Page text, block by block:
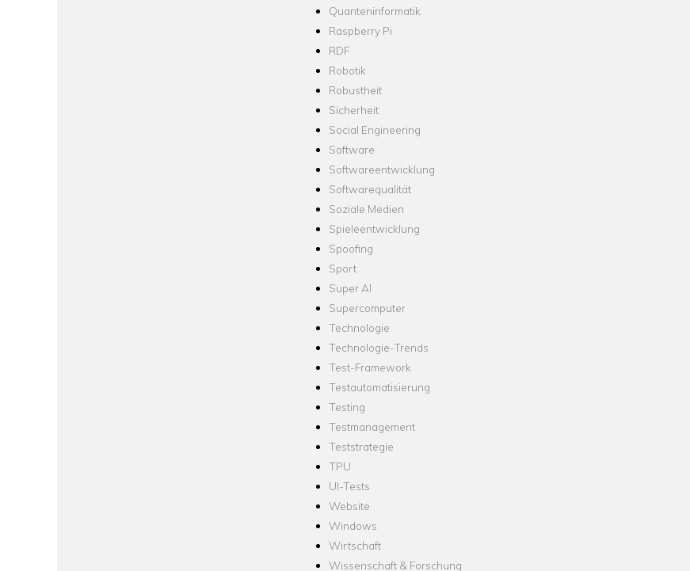
Quanteninformatik
Raspberry Pi
RDF
Robotik
Robustheit
Sicherheit
Social Engineering
Software
Softwareentwicklung
Softwarequalität
Soziale Medien
Spieleentwicklung
Spoofing
Sport
Super AI
Supercomputer
Technologie
Technologie-Trends
Test-Framework
Testautomatisierung
Testing
Testmanagement
Teststrategie
TPU
UI-Tests
Website
Windows
Wirtschaft
Wissenschaft & Forschung